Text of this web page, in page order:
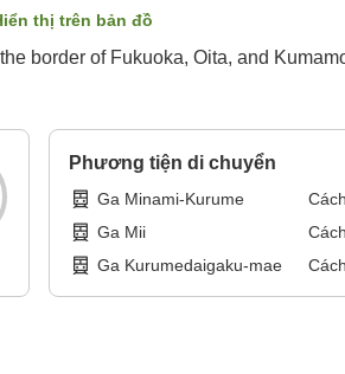
thị trên bản đồ
border of Fukuoka, Oita, and
Phương tiện di chuyển
Ga Minami-Kurume Cách
Ga Mii
Cách
Ga Kurumedaigaku-mae
Cách